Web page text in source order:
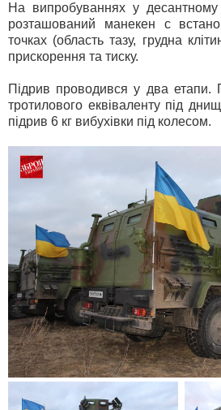
На випробуваннях у десантному
розташований манекен с
точках (область тазу, грудна
прискорення та тиску.
Підрив проводився у два
тротилового еквіваленту під
підрив 6 кг вибухівки під колесом.